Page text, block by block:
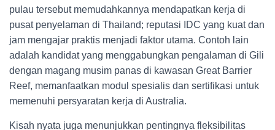
pulau tersebut memudahkannya mendapatkan kerja di
pusat penyelaman di Thailand; reputasi IDC yang kuat dan
jam mengajar praktis menjadi faktor utama. Contoh lain
adalah kandidat yang menggabungkan pengalaman di Gili
dengan magang musim panas di kawasan Great Barrier
Reef, memanfaatkan modul spesialis dan sertifikasi untuk
memenuhi persyaratan kerja di Australia.
Kisah nyata juga menunjukkan pentingnya fleksibilitas